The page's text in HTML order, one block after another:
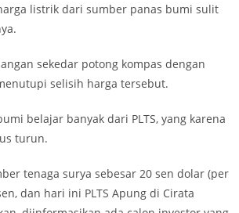
listrik dari sumber panas bumi sulit
sekedar potong kompas dengan
selisih harga tersebut.
belajar banyak dari PLTS, yang karena
turun.
tenaga surya sebesar 20 sen dolar (per
dan hari ini PLTS Apung di Cirata